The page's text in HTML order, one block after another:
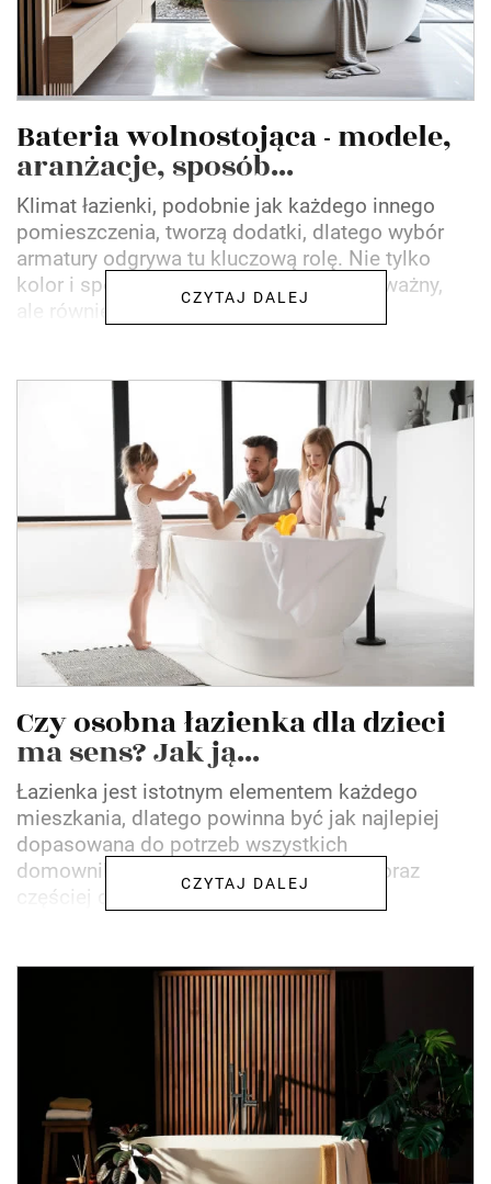
Bateria wolnostojąca - modele,
aranżacje, sposób...
Klimat łazienki, podobnie jak każdego innego
pomieszczenia, tworzą dodatki, dlatego wybór
armatury odgrywa tu kluczową rolę. Nie tylko
kolor i sposób wykończenia baterii jest ważny,
ale również jej...
CZYTAJ DALEJ
Czy osobna łazienka dla dzieci
ma sens? Jak ją...
Łazienka jest istotnym elementem każdego
mieszkania, dlatego powinna być jak najlepiej
dopasowana do potrzeb wszystkich
domowników. Z tego powodu rodzice coraz
częściej decydują się na zrobienie...
CZYTAJ DALEJ